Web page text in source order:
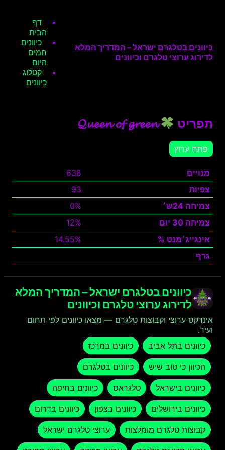
כיוונים בטלגרם ישראל – המדריך המלא
לדירוג ערוצי טלגרם וכיוונים
דף
הבית
כיוונים
חמים
היום
קטלוג
כיוונים
תפריט 𝓠𝓾𝓮𝓮𝓷 𝓸𝓯 𝓰𝓻𝓮𝓮𝓷
פתח ערוץ
מנויים
638
צפיות
93
צמיחה 24ש׳
0%
צמיחה 30 יום
12%
אינגייג׳מנט %
14.55%
גרף
כיוונים בטלגרם ישראל – המדריך המלא
לדירוג ערוצי טלגרם וכיוונים
אינדקס ערוצי וקבוצות טלגרם — מצאו כיוונים לפי תחום
ועיר.
כיוונים בתל אביב
כיוונים במרכז
הכיוון כי טוב שיש כיוונים בטלגרם
כיוונים בישראל טלגראס כיוונים בחיפה
כיוונים בירושלים כיוונים בצפון כיוונים בדרום
קבוצות טלגרם מומלצות ערוצי טלגרם ישראל